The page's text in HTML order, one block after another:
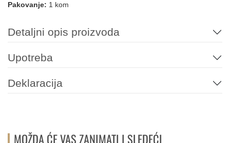
Pakovanje: 1 kom
Detaljni opis proizvoda
Upotreba
Deklaracija
MOŽDA ĆE VAS ZANIMATI I SLEDEĆI